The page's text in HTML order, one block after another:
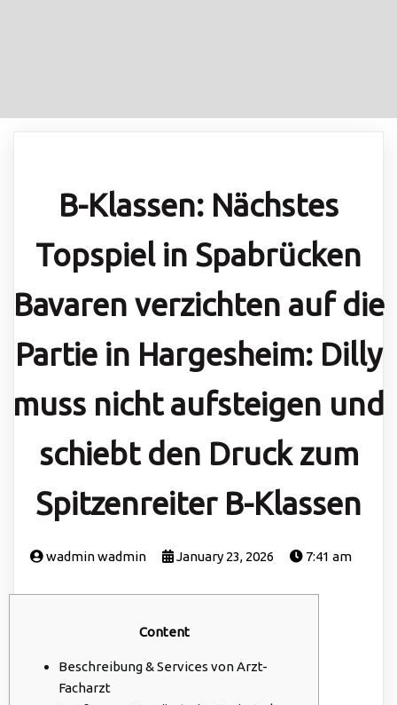
B-Klassen: Nächstes
Topspiel in Spabrücken
Bavaren verzichten auf die
Partie in Hargesheim: Dilly
muss nicht aufsteigen und
schiebt den Druck zum
Spitzenreiter B-Klassen
wadmin wadmin January 23, 2026 7:41 am
Content
Beschreibung & Services von Arzt-
Facharzt